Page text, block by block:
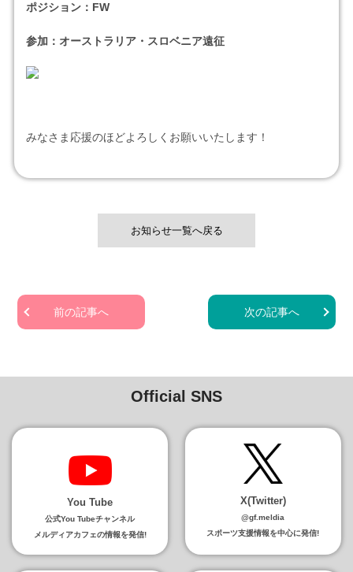
ポジション：FW
参加：オーストラリア・スロベニア遠征
みなさま応援のほどよろしくお願いいたします！
お知らせ一覧へ戻る
前の記事へ 次の記事へ
Official SNS
You Tube
公式You Tubeチャンネル
メルディアカフェの情報を発信!
X(Twitter)
@gf.meldia
スポーツ支援情報を中心に発信!